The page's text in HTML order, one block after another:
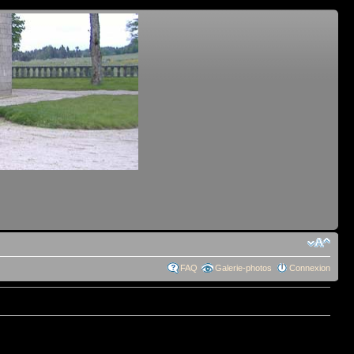
FAQ Galerie-photos Connexion